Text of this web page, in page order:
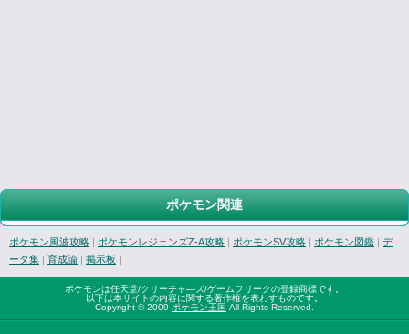
ポケモン関連
ポケモン風波攻略 | ポケモンレジェンズZ-A攻略 | ポケモンSV攻略 | ポケモン図鑑 | デ
ータ集 | 育成論 | 掲示板 |
ポケモンは任天堂/クリーチャ―ズ/ゲームフリークの登録商標です。
以下は本サイトの内容に関する著作権を表わすものです。
Copyright © 2009 ポケモン王国 All Rights Reserved.